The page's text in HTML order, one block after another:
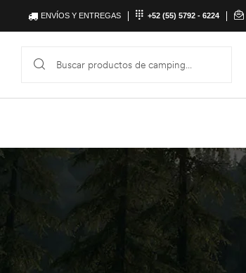
ENVÍOS Y ENTREGAS +52 (55) 5792 - 6224